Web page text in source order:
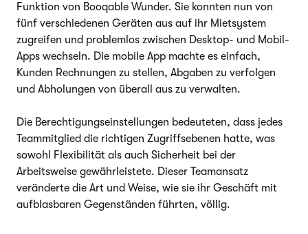
Funktion von Booqable Wunder. Sie konnten nun von
fünf verschiedenen Geräten aus auf ihr Mietsystem
zugreifen und problemlos zwischen Desktop- und Mobil-
Apps wechseln. Die mobile App machte es einfach,
Kunden Rechnungen zu stellen, Abgaben zu verfolgen
und Abholungen von überall aus zu verwalten.
Die Berechtigungseinstellungen bedeuteten, dass jedes
Teammitglied die richtigen Zugriffsebenen hatte, was
sowohl Flexibilität als auch Sicherheit bei der
Arbeitsweise gewährleistete. Dieser Teamansatz
veränderte die Art und Weise, wie sie ihr Geschäft mit
aufblasbaren Gegenständen führten, völlig.